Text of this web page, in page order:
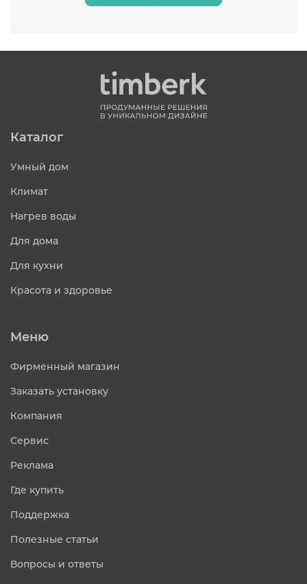
Каталог
Умный дом
Климат
Нагрев воды
Для дома
Для кухни
Красота и здоровье
Меню
Фирменный магазин
Заказать установку
Компания
Сервис
Реклама
Где купить
Поддержка
Полезные статьи
Вопросы и ответы